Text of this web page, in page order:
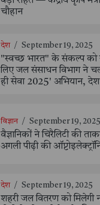
चौहान
देश / September 19, 2025
"स्वच्छ भारत" के संकल्प को
लिए जल संसाधन विभाग ने
ही सेवा 2025' अभियान,
विज्ञान / September 19, 2025
वैज्ञानिकों ने चिरैलिटी की
अगली पीढ़ी की
देश / September 19, 2025
शहरी जल वितरण को मिलेगी